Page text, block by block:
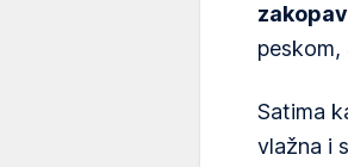
peskom,
Satima
vlažna i